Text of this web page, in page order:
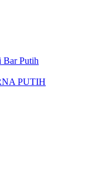
Bar Putih
PUTIH